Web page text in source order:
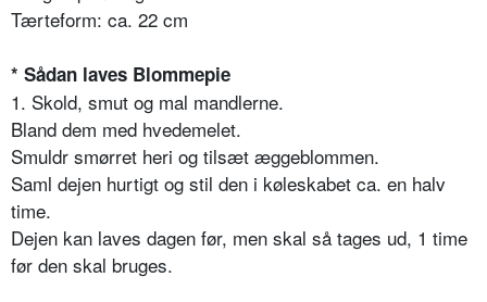
Tærteform: ca. 22 cm
* Sådan laves Blommepie
1. Skold, smut og mal mandlerne.
Bland dem med hvedemelet.
Smuldr smørret heri og tilsæt æggeblommen.
Saml dejen hurtigt og stil den i køleskabet ca. en halv
time.
Dejen kan laves dagen før, men skal så tages ud, 1 time
før den skal bruges.